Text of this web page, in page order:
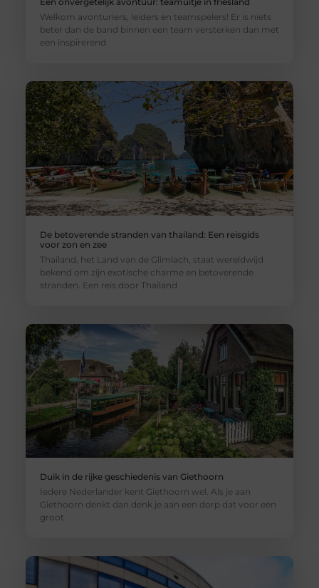
Welkom avonturiers, leiders en teamspelers! Er is niets
beter dan de band binnen een team versterken dan met
een inspirerend
De betoverende stranden van thailand: Een reisgids
voor zon en zee
Thailand, het Land van de Glimlach, staat wereldwijd
bekend om zijn exotische charme en betoverende
stranden. Een reis door Thailand
Duik in de rijke geschiedenis van Giethoorn
Iedere Nederlander kent Giethoorn wel. Als je aan
Giethoorn denkt dan denk je aan een dorp dat voor een
groot